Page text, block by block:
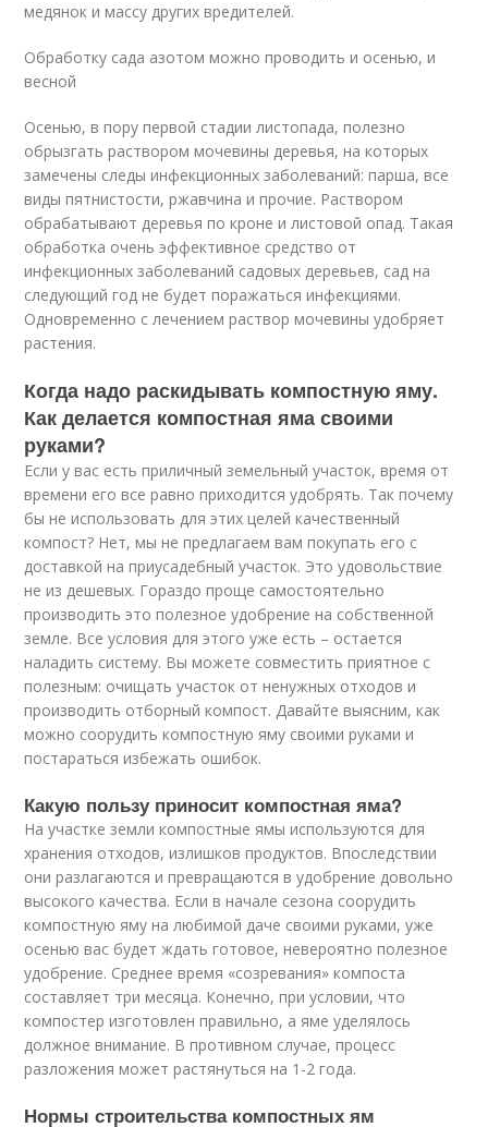
медянок и массу других вредителей.
Обработку сада азотом можно проводить и осенью, и
весной
Осенью, в пору первой стадии листопада, полезно
обрызгать раствором мочевины деревья, на которых
замечены следы инфекционных заболеваний: парша, все
виды пятнистости, ржавчина и прочие. Раствором
обрабатывают деревья по кроне и листовой опад. Такая
обработка очень эффективное средство от
инфекционных заболеваний садовых деревьев, сад на
следующий год не будет поражаться инфекциями.
Одновременно с лечением раствор мочевины удобряет
растения.
Когда надо раскидывать компостную яму.
Как делается компостная яма своими
руками?
Если у вас есть приличный земельный участок, время от
времени его все равно приходится удобрять. Так почему
бы не использовать для этих целей качественный
компост? Нет, мы не предлагаем вам покупать его с
доставкой на приусадебный участок. Это удовольствие
не из дешевых. Гораздо проще самостоятельно
производить это полезное удобрение на собственной
земле. Все условия для этого уже есть – остается
наладить систему. Вы можете совместить приятное с
полезным: очищать участок от ненужных отходов и
производить отборный компост. Давайте выясним, как
можно соорудить компостную яму своими руками и
постараться избежать ошибок.
Какую пользу приносит компостная яма?
На участке земли компостные ямы используются для
хранения отходов, излишков продуктов. Впоследствии
они разлагаются и превращаются в удобрение довольно
высокого качества. Если в начале сезона соорудить
компостную яму на любимой даче своими руками, уже
осенью вас будет ждать готовое, невероятно полезное
удобрение. Среднее время «созревания» компоста
составляет три месяца. Конечно, при условии, что
компостер изготовлен правильно, а яме уделялось
должное внимание. В противном случае, процесс
разложения может растянуться на 1-2 года.
Нормы строительства компостных ям